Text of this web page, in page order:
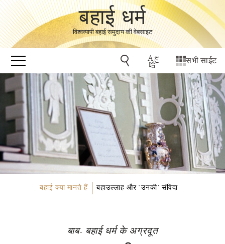
बहाई धर्म
विश्वव्यापी बहाई समुदाय की वेबसाइट
सभी साईट
बहाई क्या मानते हैं बहाउल्लाह और ‘उनकी’ संविदा
बाब- बहाई धर्म के अग्रदूत